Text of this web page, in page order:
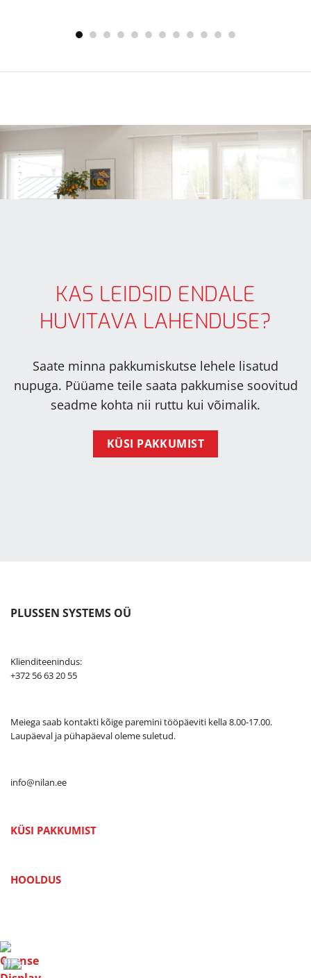
KAS LEIDSID ENDALE
HUVITAVA LAHENDUSE?
Saate minna pakkumiskutse lehele lisatud
nupuga. Püüame teile saata pakkumise soovitud
seadme kohta nii ruttu kui võimalik.
KÜSI PAKKUMIST
PLUSSEN SYSTEMS OÜ
Klienditeenindus:
+372 56 63 20 55
Meiega saab kontakti kõige paremini tööpäeviti kella 8.00-17.00.
Laupäeval ja pühapäeval oleme suletud.
info@nilan.ee
KÜSI PAKKUMIST
HOOLDUS